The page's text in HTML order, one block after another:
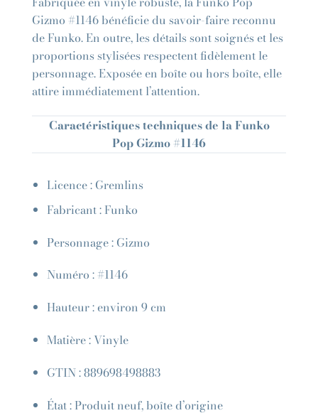
Gizmo #1146 bénéficie du savoir-faire reconnu
de Funko. En outre, les détails sont soignés et les
proportions stylisées respectent fidèlement le
personnage. Exposée en boîte ou hors boîte, elle
attire immédiatement l’attention.
Caractéristiques techniques de la Funko
Pop Gizmo #1146
Licence : Gremlins
Fabricant : Funko
Personnage : Gizmo
Numéro : #1146
Hauteur : environ 9 cm
Matière : Vinyle
GTIN : 889698498883
État : Produit neuf, boîte d’origine